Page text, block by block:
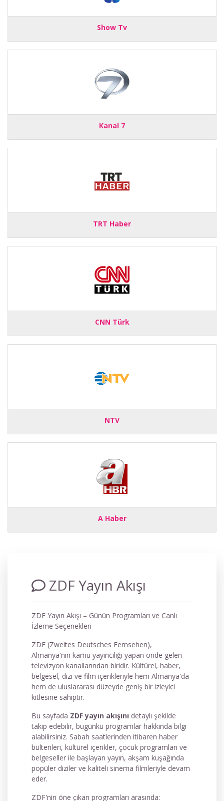
Show Tv
Kanal 7
TRT Haber
CNN Türk
NTV
A Haber
ZDF Yayın Akışı
ZDF Yayın Akışı – Günün Programları ve Canlı
İzleme Seçenekleri
ZDF (Zweites Deutsches Fernsehen),
Almanya'nın kamu yayıncılığı yapan önde gelen
televizyon kanallarından biridir. Kültürel, haber,
belgesel, dizi ve film içerikleriyle hem Almanya'da
hem de uluslararası düzeyde geniş bir izleyici
kitlesine sahiptir.
Bu sayfada ZDF yayın akışını detaylı şekilde
takip edebilir, bugünkü programlar hakkında bilgi
alabilirsiniz. Sabah saatlerinden itibaren haber
bültenleri, kültürel içerikler, çocuk programları ve
belgeseller ile başlayan yayın, akşam kuşağında
popüler diziler ve kaliteli sinema filmleriyle devam
eder.
ZDF'nin öne çıkan programları arasında: